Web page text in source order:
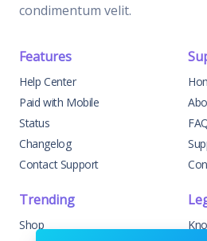
condimentum velit.
Features
Help Center
Paid with Mobile
Status
Changelog
Contact Support
Trending
Shop